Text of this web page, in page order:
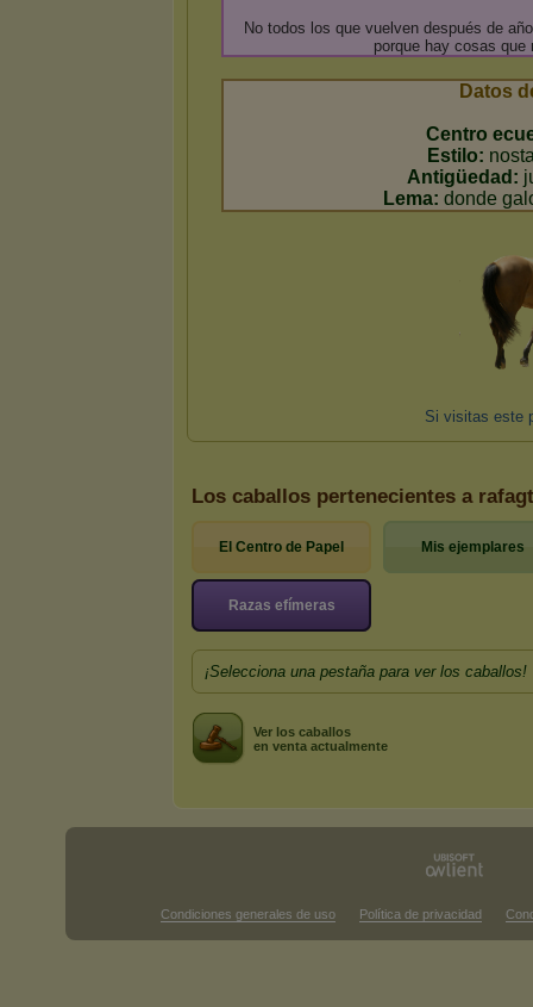
Los caballos pertenecientes a
El Centro de Papel Mis ejemplares
Razas efímeras
¡Selecciona una pestaña para ver los caballos!
Ver los caballos
en venta actualmente
Condiciones generales de uso Política de privacidad